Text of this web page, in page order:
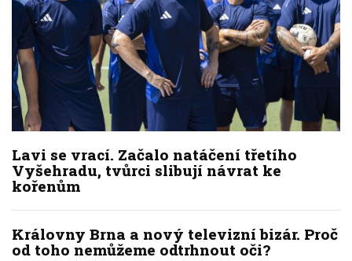
Lavi se vrací. Začalo natáčení třetího
Vyšehradu, tvůrci slibují návrat ke
kořenům
Královny Brna a nový televizní bizár. Proč
od toho nemůžeme odtrhnout oči?